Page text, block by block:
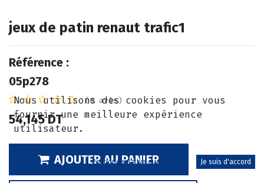
jeux de patin renaut trafic1
Référence :
05p278
(0 avis)
54,145DT
AJOUTER AU PANIER
Nous utilisons des cookies pour vous
fournir une meilleure expérience
utilisateur.
Politique relative aux cookies Je suis d'accord